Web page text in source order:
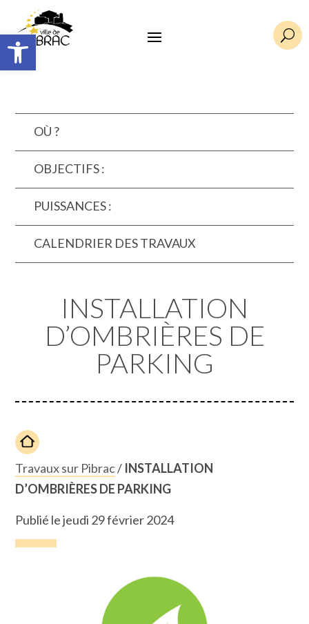
Ouvrir la barre d’outils U
OÙ ?
OBJECTIFS :
PUISSANCES :
CALENDRIER DES TRAVAUX
INSTALLATION
D’OMBRIÈRES DE
PARKING
Travaux sur Pibrac/ INSTALLATION
D’OMBRIÈRES DE PARKING
Publié le jeudi 29 février 2024